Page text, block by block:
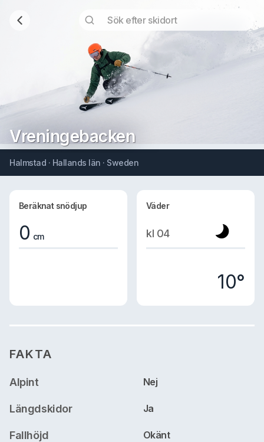
Vreningebacken
Halmstad · Hallands län · Sweden
Beräknat snödjup
0 cm
Väder
kl 04
10°
FAKTA
Alpint Nej
Längdskidor Ja
Fallhöjd Okänt